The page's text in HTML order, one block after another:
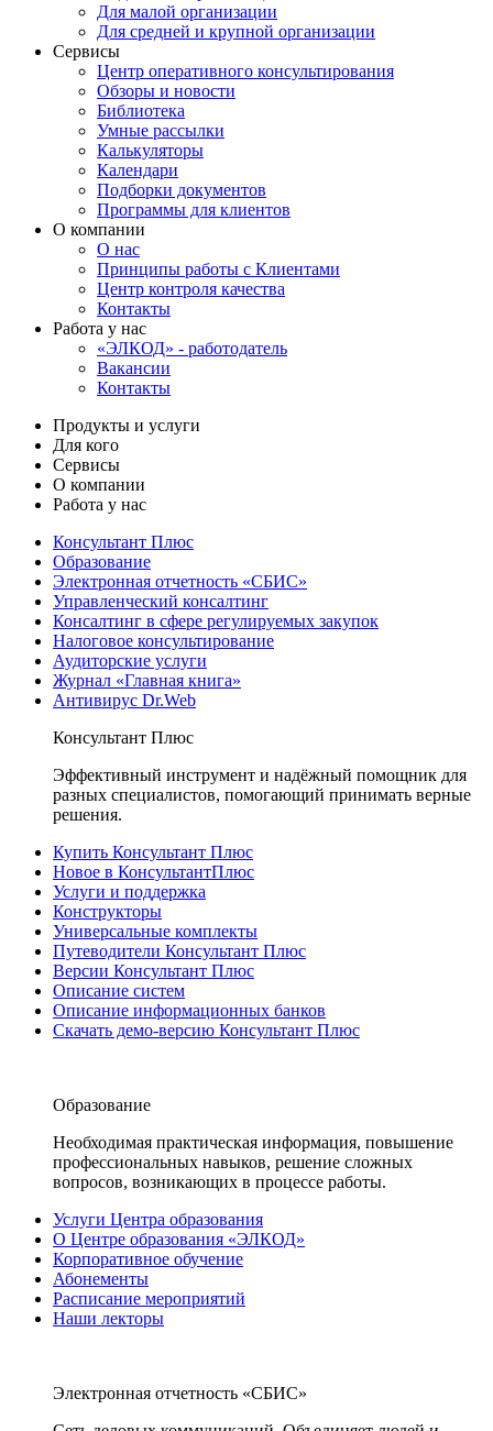
Для малой организации
Для средней и крупной организации
Сервисы
Центр оперативного консультирования
Обзоры и новости
Библиотека
Умные рассылки
Калькуляторы
Календари
Подборки документов
Программы для клиентов
О компании
О нас
Принципы работы с Клиентами
Центр контроля качества
Контакты
Работа у нас
«ЭЛКОД» - работодатель
Вакансии
Контакты
Продукты и услуги
Для кого
Сервисы
О компании
Работа у нас
Консультант Плюс
Образование
Электронная отчетность «СБИС»
Управленческий консалтинг
Консалтинг в сфере регулируемых закупок
Налоговое консультирование
Аудиторские услуги
Журнал «Главная книга»
Антивирус Dr.Web
Консультант Плюс
Эффективный инструмент и надёжный помощник для
разных специалистов, помогающий принимать верные
решения.
Купить Консультант Плюс
Новое в КонсультантПлюс
Услуги и поддержка
Конструкторы
Универсальные комплекты
Путеводители Консультант Плюс
Версии Консультант Плюс
Описание систем
Описание информационных банков
Скачать демо-версию Консультант Плюс
Образование
Необходимая практическая информация, повышение
профессиональных навыков, решение сложных
вопросов, возникающих в процессе работы.
Услуги Центра образования
О Центре образования «ЭЛКОД»
Корпоративное обучение
Абонементы
Расписание мероприятий
Наши лекторы
Электронная отчетность «СБИС»